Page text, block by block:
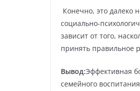
Конечно, это далеко
социально-
зависит от того,
принять правильное
Вывод:Эффективная
семейного